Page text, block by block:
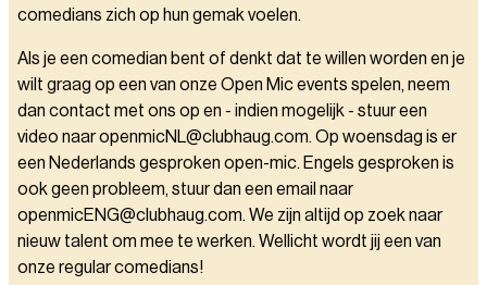
comedians zich op hun gemak voelen.
Als je een comedian bent of denkt dat te willen worden en je
wilt graag op een van onze Open Mic events spelen, neem
dan contact met ons op en - indien mogelijk - stuur een
video naar openmicNL@clubhaug.com. Op woensdag is er
een Nederlands gesproken open-mic. Engels gesproken is
ook geen probleem, stuur dan een email naar
openmicENG@clubhaug.com. We zijn altijd op zoek naar
nieuw talent om mee te werken. Wellicht wordt jij een van
onze regular comedians!